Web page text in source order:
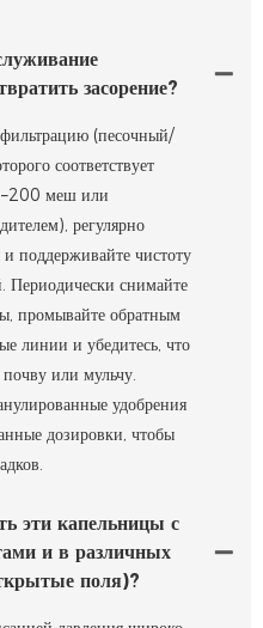
засорение?
(песочный/
соответствует
меш или
регулярно
поддерживайте чистоту
Периодически снимайте
промывайте обратным
линии и убедитесь, что
или мульчу.
удобрения
дозировки, чтобы
эти капельницы с
и в различных
поля)?